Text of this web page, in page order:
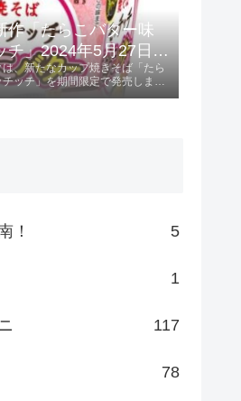
作「たらこバター味
チ」2024年5月27日発
、新たなカップ焼きそば「たら
ッチ」を期間限定で発売しま
！ 5
1
117
78